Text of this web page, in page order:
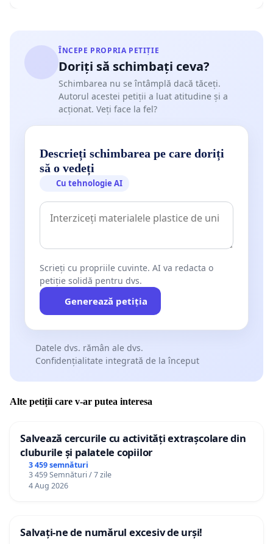
ÎNCEPE PROPRIA PETIȚIE
Doriți să schimbați ceva?
Schimbarea nu se întâmplă dacă tăceți.
Autorul acestei petiții a luat atitudine și a
acționat. Veți face la fel?
Descrieți schimbarea pe care doriți
să o vedeți
Cu tehnologie AI
Scrieți cu propriile cuvinte. AI va redacta o
petiție solidă pentru dvs.
Generează petiția
Datele dvs. rămân ale dvs.
Confidențialitate integrată de la început
Alte petiții care v-ar putea interesa
Salvează cercurile cu activități extrașcolare din
cluburile și palatele copiilor
3 459 semnături
3 459 Semnături / 7 zile
4 Aug 2026
Salvați-ne de numărul excesiv de urși!